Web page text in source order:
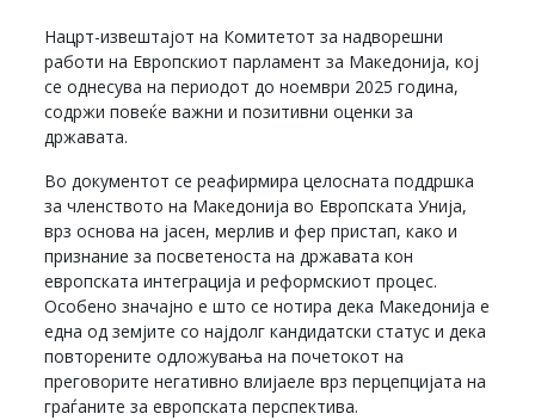
Нацрт-извештајот на Комитетот за надворешни
работи на Европскиот парламент за Македонија, кој
се однесува на периодот до ноември 2025 година,
содржи повеќе важни и позитивни оценки за
државата.
Во документот се реафирмира целосната поддршка
за членството на Македонија во Европската Унија,
врз основа на јасен, мерлив и фер пристап, како и
признание за посветеноста на државата кон
европската интеграција и реформскиот процес.
Особено значајно е што се нотира дека Македонија е
една од земјите со најдолг кандидатски статус и дека
повторените одложувања на почетокот на
преговорите негативно влијаеле врз перцепцијата на
граѓаните за европската перспектива.